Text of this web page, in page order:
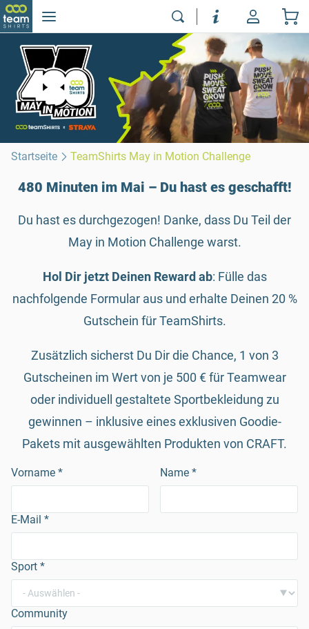
Startseite TeamShirts May in Motion Challenge
480 Minuten im Mai – Du hast es geschafft!
Du hast es durchgezogen! Danke, dass Du Teil der
May in Motion Challenge warst.
Hol Dir jetzt Deinen Reward ab: Fülle das
nachfolgende Formular aus und erhalte Deinen 20 %
Gutschein für TeamShirts.
Zusätzlich sicherst Du Dir die Chance, 1 von 3
Gutscheinen im Wert von je 500 € für Teamwear
oder individuell gestaltete Sportbekleidung zu
gewinnen – inklusive eines exklusiven Goodie-
Pakets mit ausgewählten Produkten von CRAFT.
Vorname * Name *
E-Mail *
Sport *
Community